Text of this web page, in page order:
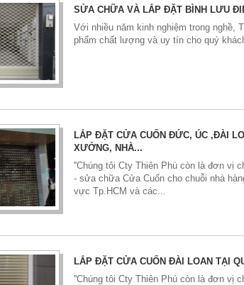
SỬA CHỮA VÀ LẮP ĐẶT BÌNH LƯU
Với nhiều năm kinh nghiệm trong nghề,
phẩm chất lượng và uy tín cho quý
LẮP ĐẶT CỬA CUỐN ĐỨC, ÚC ,ĐÀI
XƯỞNG, NHÀ...
''Chúng tôi Cty Thiên Phú còn là đơn vị
- sửa chữa Cửa Cuốn cho chuỗi nhà
vực Tp.HCM và các...
LẮP ĐẶT CỬA CUỐN ĐÀI LOAN TẠI
''Chúng tôi Cty Thiên Phú còn là đơn vị